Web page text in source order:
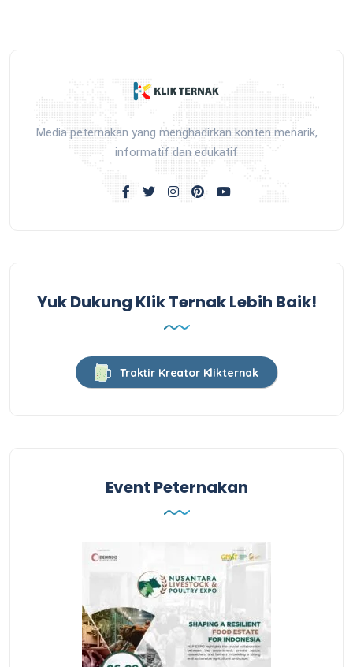
Media peternakan yang menghadirkan konten menarik,
informatif dan edukatif
Yuk Dukung Klik Ternak Lebih Baik!
Traktir Kreator Klikternak
Event Peternakan